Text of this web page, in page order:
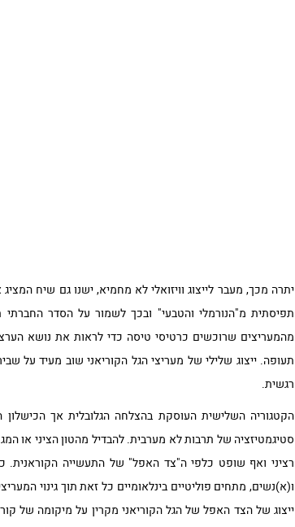
יתרה מכך, מעבר לייצוג וויזואלי לא מחמיא, ישנו גם שיח
תפיסתית מ"הנורמלי והטבעי" ובכך לשמור על הסדר
מהמעריצים שרוכשים כרטיסי טיסה כדי לראות את נושא
תעופה. ייצוג שלילי של מעריצי הגל הקוריאני שוב מעיד על
רגשית.
הקטגוריה השלישית העוסקת בהצלחה הגלובלית אך
סטיגמטיזציה של תרבות לא מערבית. להבדיל מהטון הציני או
רציני ואף שופט כלפי ה"צד האפל" של התעשייה הקוראנית.
ו(א)נשים, מתחים פוליטיים בינלאומיים כל זאת תוך גינוי
ייצוג של הצד האפל של הגל הקוריאני מקרין על מיקומה של